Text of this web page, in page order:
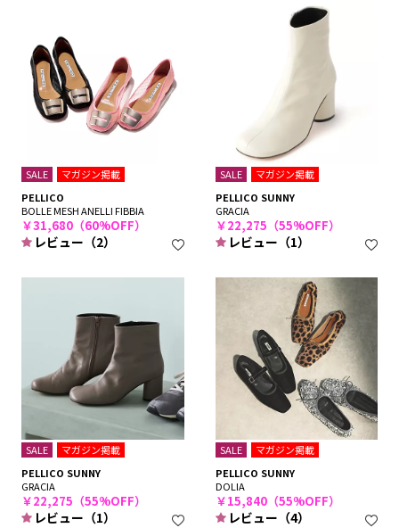
SALE
マガジン掲載
PELLICO
BOLLE MESH ANELLI FIBBIA
￥31,680（60%OFF）
レビュー（2）
SALE
マガジン掲載
PELLICO SUNNY
GRACIA
￥22,275（55%OFF）
レビュー（1）
SALE
マガジン掲載
PELLICO SUNNY
GRACIA
￥22,275（55%OFF）
レビュー（1）
SALE
マガジン掲載
PELLICO SUNNY
DOLIA
￥15,840（55%OFF）
レビュー（4）